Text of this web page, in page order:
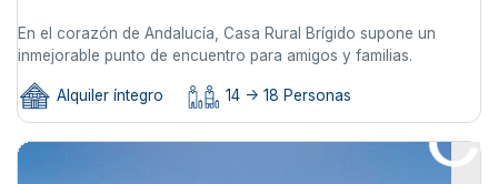
En el corazón de Andalucía, Casa Rural Brígido supone un
inmejorable punto de encuentro para amigos y familias.
Alquiler íntegro 14 -> 18 Personas